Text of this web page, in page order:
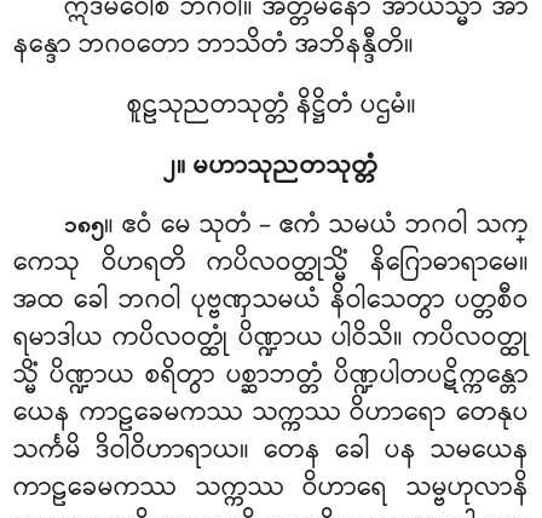
နန္ဒော ဘဂဝတော ဘာသိတံ အဘိနန္ဒီတိ။
စူဠသုညတသုတ္တံ နိဋ္ဌိတံ ပဌမံ။
၂။ မဟာသုညတသုတ္တံ
၁၈၅။ ဧဝံ မေ သုတံ – ဧကံ သမယံ ဘဂဝါ သက္
ကေသု ဝိဟရတိ ကပိလဝတ္ထုသ္မိံ နိဂြောဓာရာမေ။
အထ ခေါ ဘဂဝါ ပုဗ္ဗဏှသမယံ နိဝါသေတွာ ပတ္တစီဝ
ရမာဒါယ ကပိလဝတ္ထုံ ပိဏ္ဍာယ ပါဝိသိ။ ကပိလဝတ္ထု
သ္မိံ ပိဏ္ဍာယ စရိတွာ ပစ္ဆာဘတ္တံ ပိဏ္ဍပါတပဋိက္ကန္တော
ယေန ကာဠခေမကဿ သက္ကဿ ဝိဟာရော တေနုပ
သင်္ကမိ ဒိဝါဝိဟာရာယ။ တေန ခေါ ပန သမယေန
ကာဠခေမကဿ သက္ကဿ ဝိဟာရေ သမ္ဗဟုလာနိ